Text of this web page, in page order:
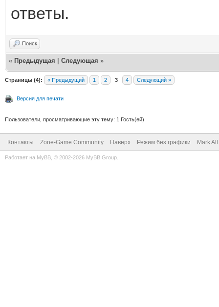
ответы.
Поиск
« Предыдущая Следующая »
Страницы (4): « Предыдущий 1 2 3 4 Следующий »
Версия для печати
Пользователи, просматривающие эту тему: 1 Гость(ей)
Контакты Zone-Game Community Наверх Режим без графики Mark
Работает на MyBB , © 2002-2026 MyBB Group